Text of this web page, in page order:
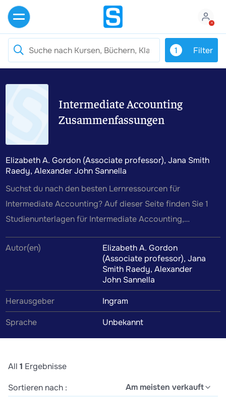
Intermediate Accounting
Zusammenfassungen
Elizabeth A. Gordon (Associate professor), Jana Smith
Raedy, Alexander John Sannella
Suchst du nach den besten Lernressourcen für
Intermediate Accounting? Auf dieser Seite finden Sie 1
Studienunterlagen für Intermediate Accounting,
professor), Jana Smith Raedy, Alexander John Sannella.
Autor(en)
Elizabeth A. Gordon
(Associate professor), Jana
Smith Raedy, Alexander
John Sannella
Herausgeber
Ingram
Sprache
Unbekannt
1 Filter
All 1 Ergebnisse
Sortieren nach :
Am meisten verkauft